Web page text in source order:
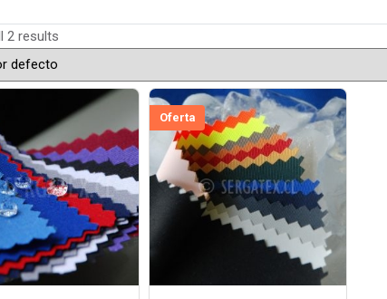
2 results
Oferta